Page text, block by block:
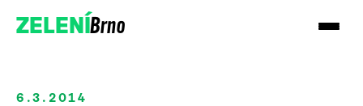
ZELENÍBrno
6.3.2014